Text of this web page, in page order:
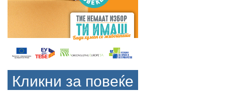
Кликни за повеќе